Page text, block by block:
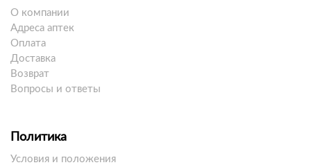
О компании
Адреса аптек
Оплата
Доставка
Возврат
Вопросы и ответы
Политика
Условия и положения